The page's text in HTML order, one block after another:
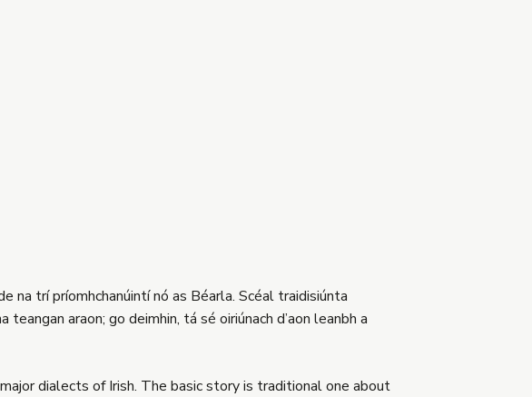
na trí príomhchanúintí nó as Béarla. Scéal traidisiúnta
araon; go deimhin, tá sé oiriúnach d’aon leanbh a
dialects of Irish. The basic story is traditional one about